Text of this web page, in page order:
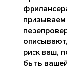
призываем
риск ваш,
быть